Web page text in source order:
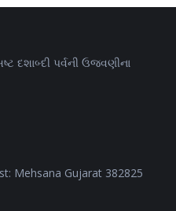
દશાબ્દી પર્વની ઉજવણીના
Mehsana Gujarat 382825